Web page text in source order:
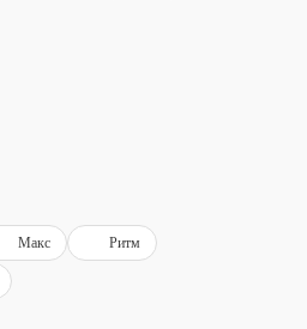
Макс Ритм